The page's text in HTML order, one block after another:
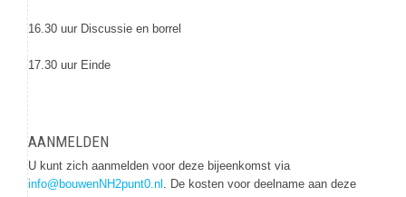
16.30 uur Discussie en borrel
17.30 uur Einde
AANMELDEN
U kunt zich aanmelden voor deze bijeenkomst via
info@bouwenNH2punt0.nl . De kosten voor deelname aan deze